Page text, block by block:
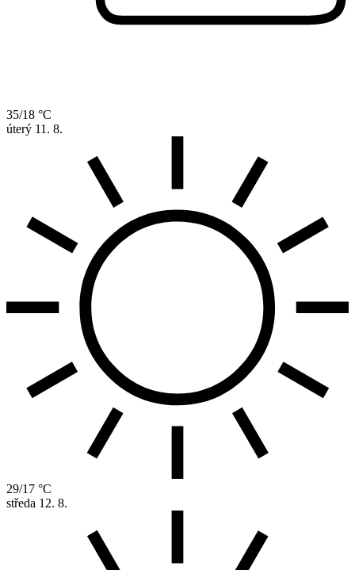
35/18 °C
úterý 11. 8.
29/17 °C
středa 12. 8.